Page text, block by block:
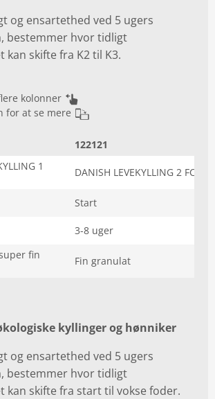
og ensartethed ved 5 ugers
bestemmer hvor tidligt
skifte fra K2 til K3.
kolonner
for at se mere
122121
1
DANISH LEVEKYLLING 2 FC
Start
3-8 uger
fin
Fin granulat
kyllinger og hønniker
og ensartethed ved 5 ugers
bestemmer hvor tidligt
skifte fra start til vokse foder.